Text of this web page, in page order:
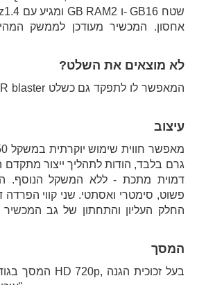
אחסון. המכשיר מעודכן לממשק
לא מוצאים את השלט?
עיצוב
גרם בלבד, הודות לתהליך ייצור
דמוית מתכת - ללא המשקל הנוסף.
פשוט, סימטרי ואסתטי. שני קווי
החלק העליון והתחתון של גב
המסך